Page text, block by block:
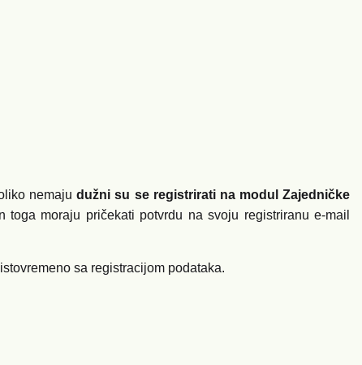
nemajudužni su se registrirati na modul Zajedničke
moraju pričekati potvrdu na svoju registriranu e-mail
sa registracijom podataka.